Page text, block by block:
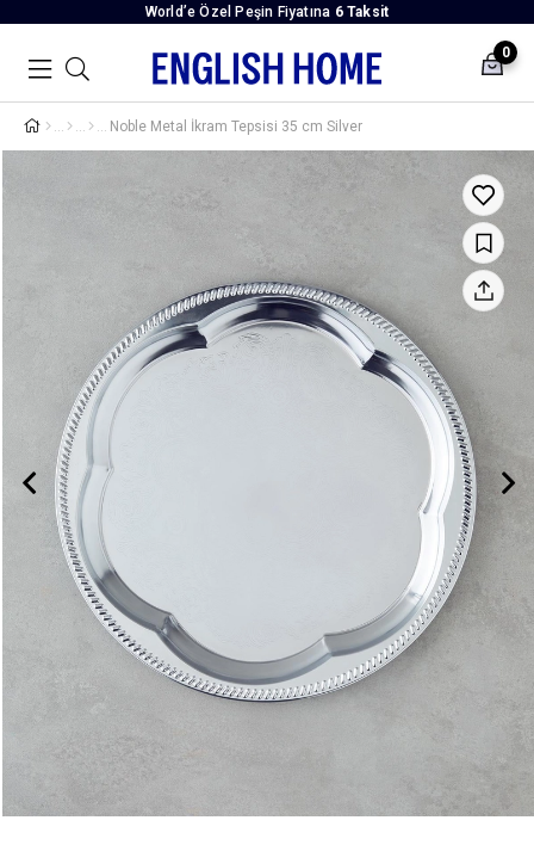
World’e Özel Peşin Fiyatına 6 Taksit
0
Noble Metal İkram Tepsisi 35 cm Silver